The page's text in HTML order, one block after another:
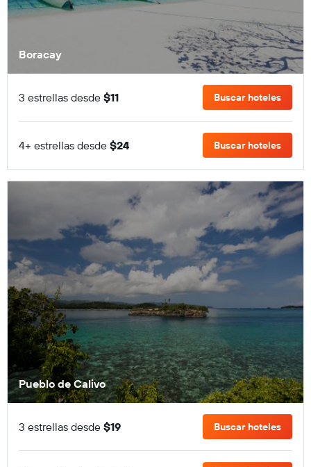
Boracay
3 estrellas desde $11 Buscar hoteles
4+ estrellas desde $24 Buscar hoteles
Pueblo de Calivo
3 estrellas desde $19 Buscar hoteles